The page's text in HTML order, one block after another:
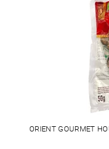
ORIENT GOURMET